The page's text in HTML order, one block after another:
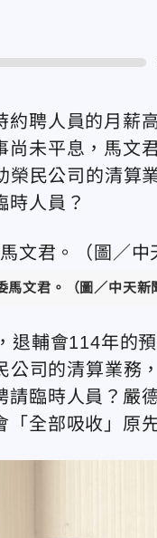
聘人員的月薪
未平息，馬文
民公司的清算
時人員？
馬文君。（圖／中天新
輔會114年的
司的清算業務
臨時人員？嚴
全部吸收」原